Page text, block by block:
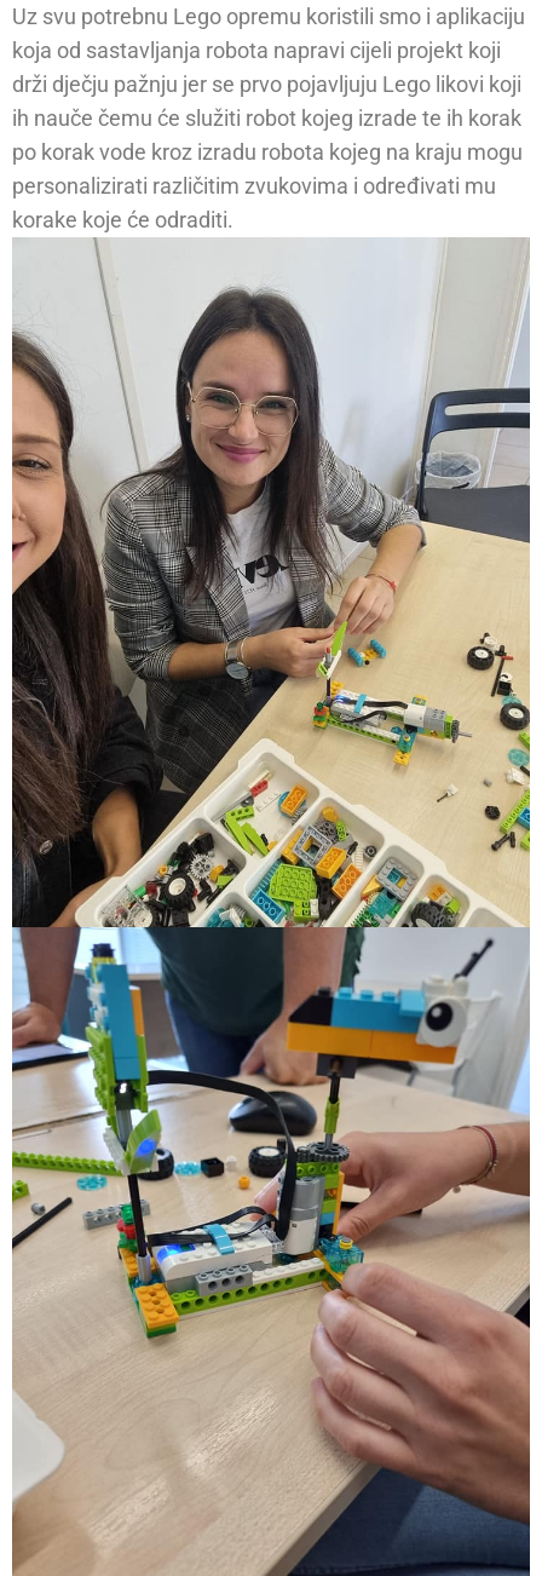
Uz svu potrebnu Lego opremu koristili smo i aplikaciju
koja od sastavljanja robota napravi cijeli projekt koji
drži dječju pažnju jer se prvo pojavljuju Lego likovi koji
ih nauče čemu će služiti robot kojeg izrade te ih korak
po korak vode kroz izradu robota kojeg na kraju mogu
personalizirati različitim zvukovima i određivati mu
korake koje će odraditi.